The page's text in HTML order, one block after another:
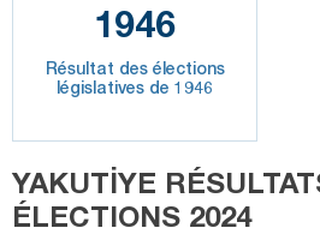
1946
Résultat des élections
législatives de 1946
YAKUTİYE
ÉLECTIONS 2024